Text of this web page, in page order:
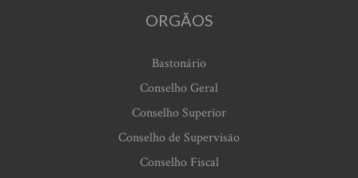
ORGÃOS
Bastonário
Conselho Geral
Conselho Superior
Conselho de Supervisão
Conselho Fiscal